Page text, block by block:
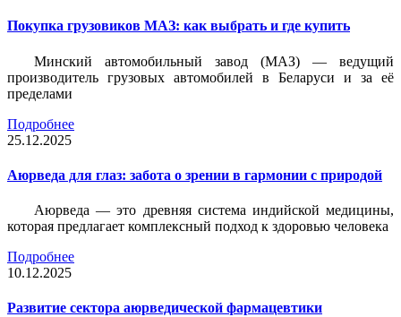
Покупка грузовиков МАЗ: как выбрать и где купить
Минский автомобильный завод (МАЗ) — ведущий
производитель грузовых автомобилей в Беларуси и за её
пределами
Подробнее
25.12.2025
Аюрведа для глаз: забота о зрении в гармонии с природой
Аюрведа — это древняя система индийской медицины,
которая предлагает комплексный подход к здоровью человека
Подробнее
10.12.2025
Развитие сектора аюрведической фармацевтики